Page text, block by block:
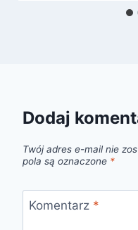
Dodaj
Twój adres e-mail nie
pola są oznaczone *
Komentarz *